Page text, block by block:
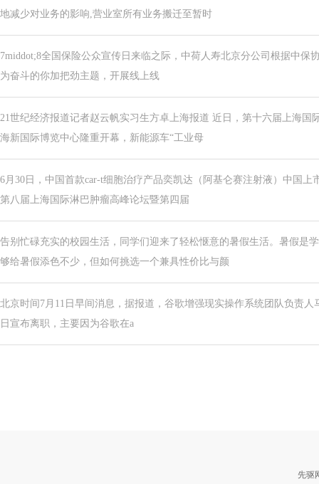
地减少对业务的影响,营业室所有业务搬迁至暂时
7middot;8全国保险公众宣传日来临之际，中荷人寿北京分公司根据中保
为奋斗的你加把劲主题，开展线上线
21世纪经济报道记者赵云帆实习生方卓上海报道 近日，第十六届上海国
海新国际博览中心隆重开幕，新能源车“工业母
6月30日，中国首款car-t细胞治疗产品奕凯达（阿基仑赛注射液）中国上
第八届上海国际淋巴肿瘤高峰论坛暨第四届
告别忙碌充实的校园生活，同学们迎来了轻松惬意的暑假生活。暑假是
够给暑假添色不少，但如何挑选一个兼具性价比与颜
北京时间7月11日早间消息，据报道，谷歌增强现实操作系统团队负责人
日宣布离职，主要因为谷歌在a
先驱